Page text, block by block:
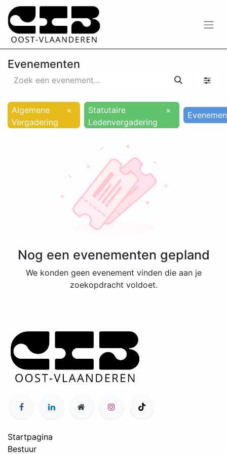
Evenementen
Algemene
Vergadering
×
Statutaire
Ledenvergadering
×
Nog een evenementen gepland
We konden geen evenement vinden die aan je
zoekopdracht voldoet.
Startpagina
Bestuur